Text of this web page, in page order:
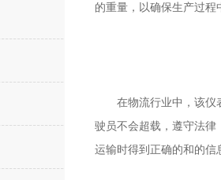
的重量，以确保生产过
在物流行业中，该仪表
驶员不会超载，遵守法律
运输时得到正确的和的信